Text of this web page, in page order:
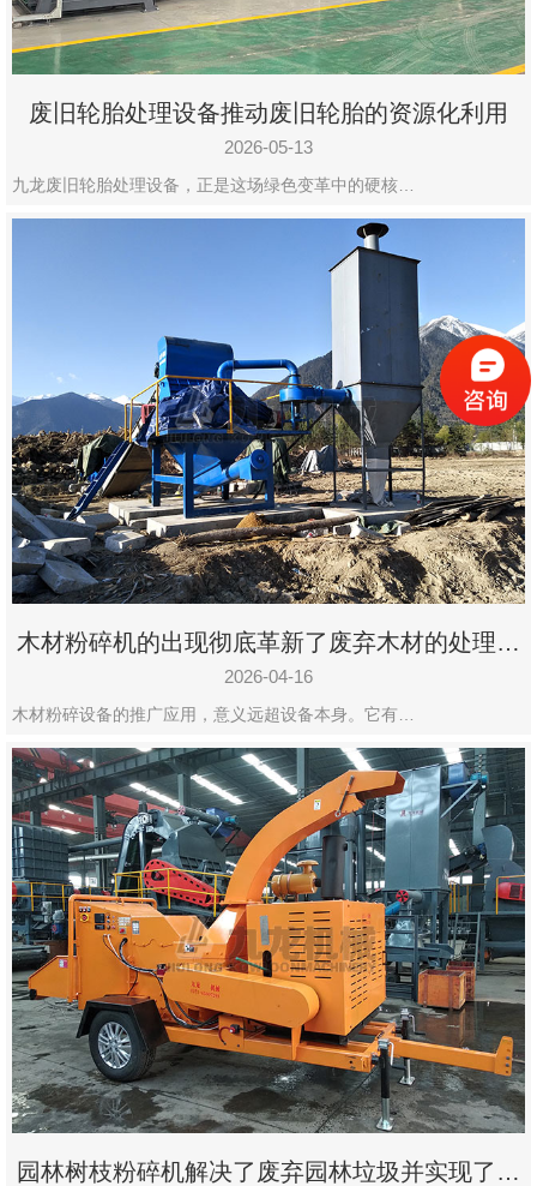
废旧轮胎处理设备推动废旧轮胎的资源化利用
2026-05-13
九龙废旧轮胎处理设备，正是这场绿色变革中的硬核…
木材粉碎机的出现彻底革新了废弃木材的处理模
式
2026-04-16
木材粉碎设备的推广应用，意义远超设备本身。它有…
园林树枝粉碎机解决了废弃园林垃圾并实现了再